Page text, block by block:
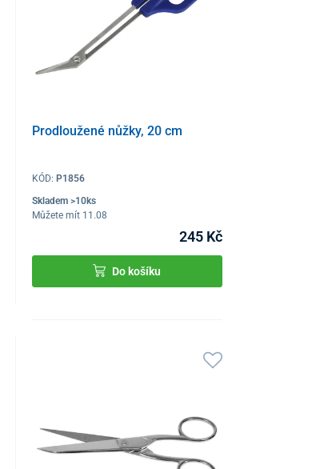
Prodloužené nůžky, 20 cm
KÓD: P1856
Skladem >10ks
Můžete mít 11.08
245 Kč
Do košíku